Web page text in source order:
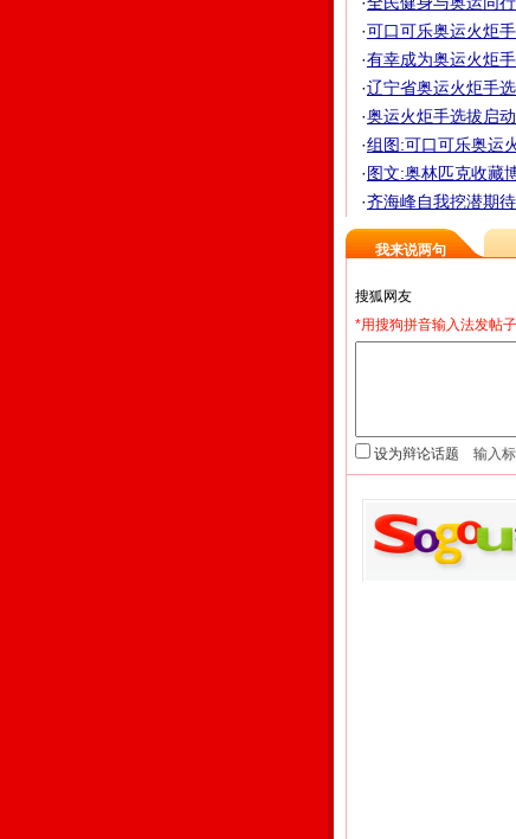
·可口可乐奥运火炬
·有幸成为奥运火炬
·辽宁省奥运火炬手
·奥运火炬手选拔启
·组图:可口可乐奥运
·图文:奥林匹克收藏
·齐海峰自我挖潜期
我来说两句
*用搜狗拼音输入法发帖
设为辩论话题